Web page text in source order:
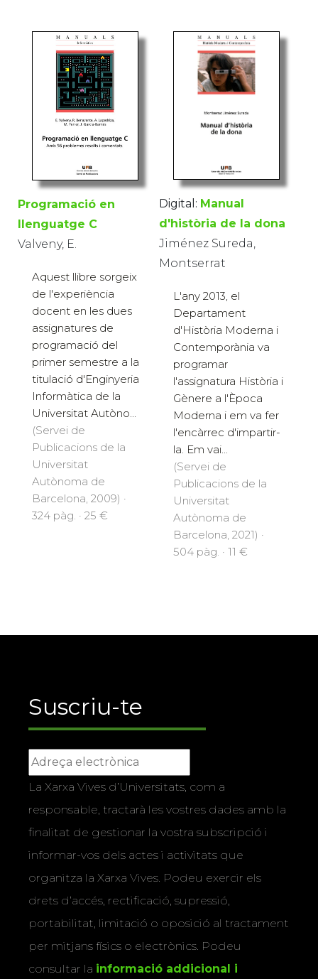
Programació en
llenguatge C
Valveny, E.
Aquest llibre sorgeix
de l'experiència
docent en les dues
assignatures de
programació del
primer semestre a la
titulació d'Enginyeria
Informàtica de la
Universitat Autòno...
(Servei de
Publicacions de la
Universitat
Autònoma de
Barcelona, 2009) ·
324 pàg. · 25 €
Digital: Manual
d'història de la dona
Jiménez Sureda,
Montserrat
L'any 2013, el
Departament
d'Història Moderna i
Contemporània va
programar
l'assignatura Història i
Gènere a l'Època
Moderna i em va fer
l'encàrrec d'impartir-
la. Em vai...
(Servei de
Publicacions de la
Universitat
Autònoma de
Barcelona, 2021) ·
504 pàg. · 11 €
Suscriu-te
La Xarxa Vives d’Universitats, com a
responsable, tractarà les vostres dades amb la
finalitat de gestionar la vostra subscripció i
informar-vos dels actes i activitats que
organitza la Xarxa Vives. Podeu exercir els
drets d’accés, rectificació, supressió,
portabilitat, limitació o oposició al tractament
per mitjans físics o electrònics. Podeu
consultar la informació addicional i